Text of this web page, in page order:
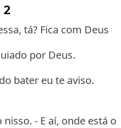
2
tá? Fica com Deus
por Deus.
bater eu te aviso.
- E aí, onde está o